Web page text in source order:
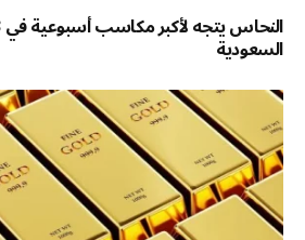
السعودية